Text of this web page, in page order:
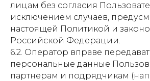
лицам без согласия
исключением случаев,
настоящей Политикой и
Российской Федерации.
6.2. Оператор вправе
персональные данные
партнерам и подрядчикам